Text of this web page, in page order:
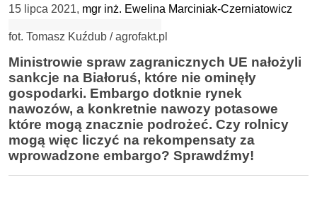
15 lipca 2021, mgr inż. Ewelina Marciniak-Czerniatowicz
fot. Tomasz Kuźdub / agrofakt.pl
Ministrowie spraw zagranicznych UE nałożyli
sankcje na Białoruś, które nie ominęły
gospodarki. Embargo dotknie rynek
nawozów, a konkretnie nawozy potasowe
które mogą znacznie podrożeć. Czy rolnicy
mogą więc liczyć na rekompensaty za
wprowadzone embargo? Sprawdźmy!